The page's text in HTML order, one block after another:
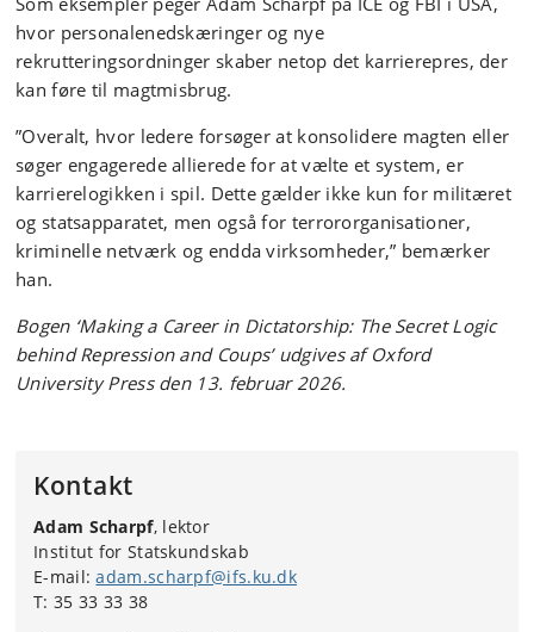
hvor personalenedskæringer og nye
rekrutteringsordninger skaber netop det karrierepres, der
kan føre til magtmisbrug.
”Overalt, hvor ledere forsøger at konsolidere magten eller
søger engagerede allierede for at vælte et system, er
karrierelogikken i spil. Dette gælder ikke kun for militæret
og statsapparatet, men også for terrororganisationer,
kriminelle netværk og endda virksomheder,” bemærker
han.
Bogen ‘Making a Career in Dictatorship: The Secret Logic
behind Repression and Coups’ udgives af Oxford
University Press den 13. februar 2026.
Kontakt
Adam Scharpf, lektor
Institut for Statskundskab
E-mail:adam.scharpf@ifs.ku.dk
T: 35 33 33 38